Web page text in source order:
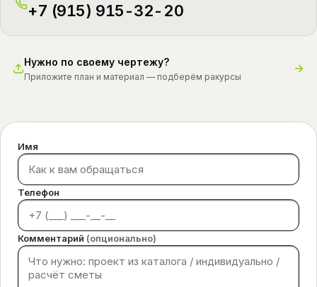
+7 (915) 915-32-20
Нужно по своему чертежу?
Приложите план и материал — подберём ракурсы
Имя
Телефон
Комментарий (опционально)